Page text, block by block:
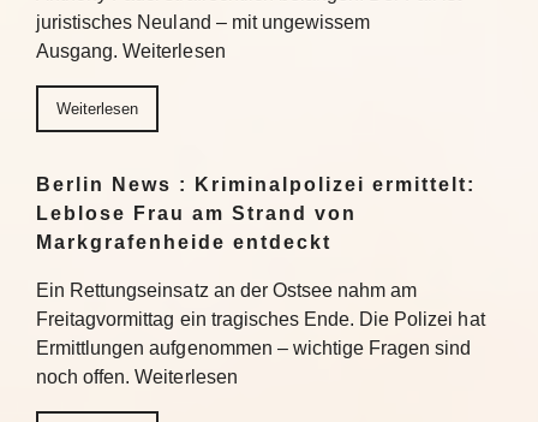
juristisches Neuland – mit ungewissem
Ausgang. Weiterlesen
Weiterlesen
Berlin News : Kriminalpolizei ermittelt:
Leblose Frau am Strand von
Markgrafenheide entdeckt
Ein Rettungseinsatz an der Ostsee nahm am
Freitagvormittag ein tragisches Ende. Die Polizei hat
Ermittlungen aufgenommen – wichtige Fragen sind
noch offen. Weiterlesen